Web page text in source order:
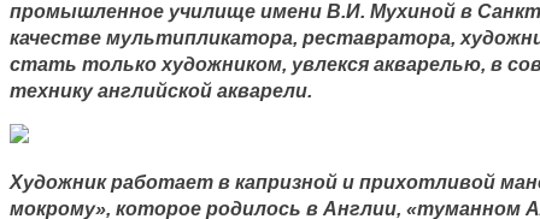
промышленное училище имени В.И. Мухиной в
качестве мультипликатора, реставратора,
стать только художником, увлекся акварелью, в
технику английской акварели.
Художник работает в капризной и прихотливой
мокрому», которое родилось в Англии, «туманном